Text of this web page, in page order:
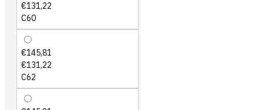
€131,22
C60
€145,81
€131,22
C62